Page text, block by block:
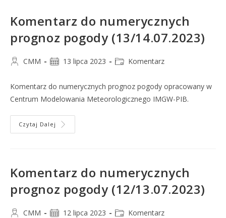
Komentarz do numerycznych
prognoz pogody (13/14.07.2023)
CMM 13 lipca 2023 Komentarz
Komentarz do numerycznych prognoz pogody opracowany w
Centrum Modelowania Meteorologicznego IMGW-PIB.
Czytaj Dalej
Komentarz do numerycznych
prognoz pogody (12/13.07.2023)
CMM 12 lipca 2023 Komentarz